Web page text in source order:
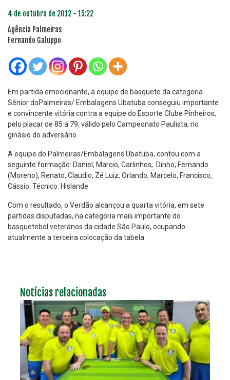
4 de outubro de 2012 - 15:22
Agência Palmeiras
Fernando Galuppo
Em partida emocionante, a equipe de basquete da categoria
Sênior doPalmeiras/ Embalagens Ubatuba conseguiu importante
e convincente vitória contra a equipe do Esporte Clube Pinheiros,
pelo placar de 85 a 79, válido pelo Campeonato Paulista, no
ginásio do adversário
A equipe do Palmeiras/Embalagens Ubatuba, contou com a
seguinte formação: Daniel, Marcio, Carlinhos, Dinho, Fernando
(Moreno), Renato, Claudio, Zé Luiz, Orlando, Marcelo, Francisco,
Cássio. Técnico: Hislande
Com o resultado, o Verdão alcançou a quarta vitória, em sete
partidas disputadas, na categoria mais importante do
basquetebol veteranos da cidade São Paulo, ocupando
atualmente a terceira colocação da tabela.
Notícias relacionadas